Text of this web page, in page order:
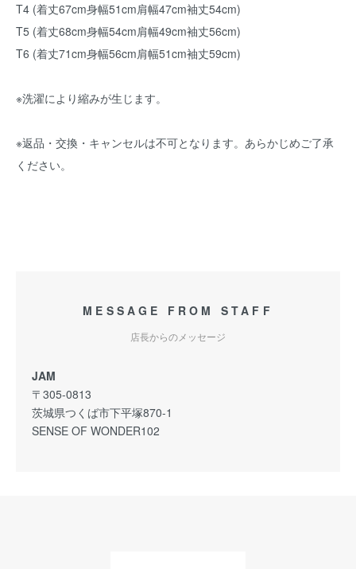
T4 (着丈67cm身幅51cm肩幅47cm袖丈54cm)
T5 (着丈68cm身幅54cm肩幅49cm袖丈56cm)
T6 (着丈71cm身幅56cm肩幅51cm袖丈59cm)
※洗濯により縮みが生じます。
※返品・交換・キャンセルは不可となります。あらかじめご了承
ください。
MESSAGE FROM STAFF
店長からのメッセージ
JAM
〒305-0813
茨城県つくば市下平塚870-1
SENSE OF WONDER102